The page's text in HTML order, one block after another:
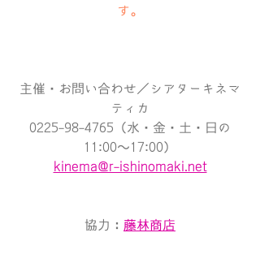
す。
主催・お問い合わせ／シアターキネマ
ティカ
0225-98-4765（水・金・土・日の
11:00〜17:00）
kinema@r-ishinomaki.net
協力： 藤林商店